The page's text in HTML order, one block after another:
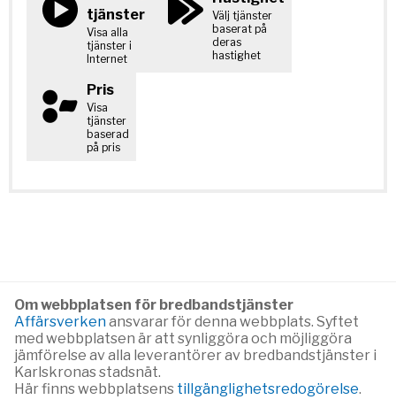
tjänster
Visa alla
tjänster i
Internet
Välj tjänster
baserat på
deras
hastighet
Pris
Visa
tjänster
baserad
på pris
Om webbplatsen för bredbandstjänster
Affärsverkenansvarar för denna webbplats. Syftet
med webbplatsen är att synliggöra och möjliggöra
jämförelse av alla leverantörer av bredbandstjänster i
Karlskronas stadsnät.
Här finns webbplatsens tillgänglighetsredogörelse.